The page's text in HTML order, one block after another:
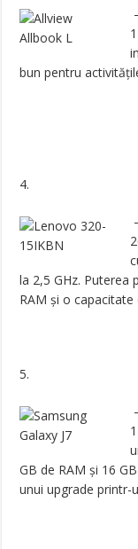
bun pentru
4.
la 2,5 GHz. Puterea
RAM și o
5.
GB de RAM și 16
unui upgrade printr-